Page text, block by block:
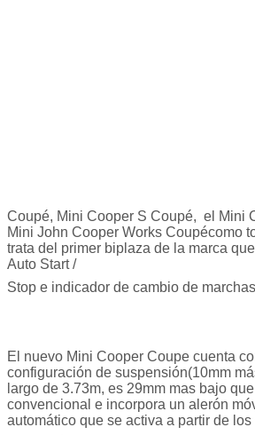
Coupé, Mini Cooper S Coupé, el Mini
Mini John Cooper Works Coupécomo
trata del primer biplaza de la marca
Auto Start /
Stop e indicador de cambio de
El nuevo Mini Cooper Coupe cuenta
configuración de suspensión(10mm
largo de 3.73m, es 29mm mas bajo
convencional e incorpora un alerón
automático que se activa a partir de los